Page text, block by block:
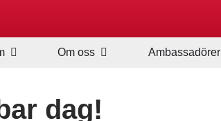
Om oss Ambassadörer
dag!